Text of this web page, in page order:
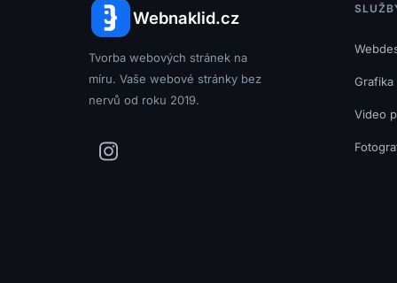
Webnaklid.cz
Tvorba webových stránek na
míru. Vaše webové stránky bez
nervů od roku 2019.
Grafika
Video